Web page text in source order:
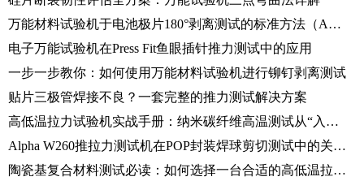
万能材料试验机于电池极片180°剥离测试的标准方法（ASTM D903）
电子万能试验机在Press Fit鱼眼插针推力测试中的应用
一步一步教你：如何使用万能材料试验机进行铆钉剥离测试
贴片三极管焊接不良？一套完整的推力测试解决方案
高低温拉力试验机实战手册：纳米碳纤维高温测试从“入门”到“精通”
Alpha W260推拉力测试机在POP封装焊球剪切测试中的关键应用与操作流程
陶瓷基复合材料测试必读：如何选择一台合适的高低温拉力试验机？